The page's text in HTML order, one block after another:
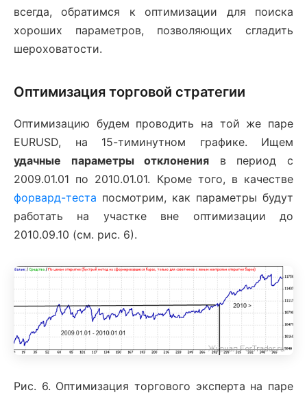
всегда, обратимся к оптимизации для поиска
хороших параметров, позволяющих сгладить
шероховатости.
Оптимизация торговой стратегии
Оптимизацию будем проводить на той же паре
EURUSD, на 15-тиминутном графике. Ищем
удачные параметры отклонения в период с
2009.01.01 по 2010.01.01. Кроме того, в качестве
форвард-теста посмотрим, как параметры будут
работать на участке вне оптимизации до
2010.09.10 (см. рис. 6).
Рис. 6. Оптимизация торгового эксперта на паре